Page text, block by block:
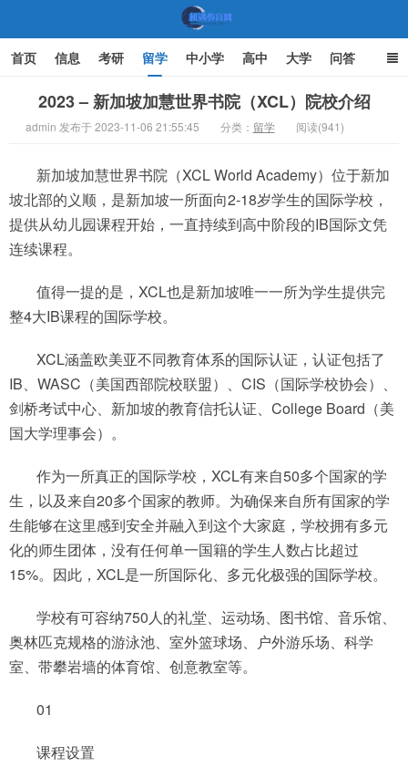
首页 信息 考研 留学 中小学 高中 大学 问答
家庭教育
2023 – 新加坡加慧世界书院（XCL）院校介绍
admin 发布于 2023-11-06 21:55:45 分类： 留学 阅读(941)
新加坡加慧世界书院（XCL World Academy）位于新加
坡北部的义顺，是新加坡一所面向2-18岁学生的国际学校，
提供从幼儿园课程开始，一直持续到高中阶段的IB国际文凭
连续课程。
值得一提的是，XCL也是新加坡唯一一所为学生提供完
整4大IB课程的国际学校。
XCL涵盖欧美亚不同教育体系的国际认证，认证包括了
IB、WASC（美国西部院校联盟）、CIS（国际学校协会）、
剑桥考试中心、新加坡的教育信托认证、College Board（美
国大学理事会）。
作为一所真正的国际学校，XCL有来自50多个国家的学
生，以及来自20多个国家的教师。为确保来自所有国家的学
生能够在这里感到安全并融入到这个大家庭，学校拥有多元
化的师生团体，没有任何单一国籍的学生人数占比超过
15%。因此，XCL是一所国际化、多元化极强的国际学校。
学校有可容纳750人的礼堂、运动场、图书馆、音乐馆、
奥林匹克规格的游泳池、室外篮球场、户外游乐场、科学
室、带攀岩墙的体育馆、创意教室等。
01
课程设置